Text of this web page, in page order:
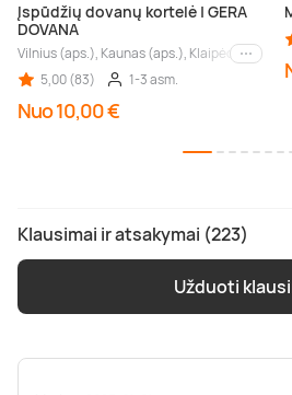
Įspūdžių dovanų kortelė | GERA
DOVANA
Vilnius (aps.), Kaunas (aps.), KlaipėdaKiti
5,00 (83)
1-3 asm.
Nuo 10,00 €
Klausimai ir atsakymai (223)
Užduoti